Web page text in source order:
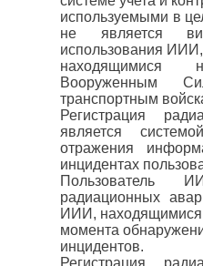
используемыми в
не является
использования
находящимися
Вооруженным
транспортным
Регистрация
является
отражения
инцидентах
Пользователь
радиационных
ИИИ, находящимися
момента
инцидентов.
Регистрация